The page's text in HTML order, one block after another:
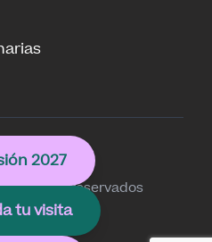
derechos reservados
2027
tu visita